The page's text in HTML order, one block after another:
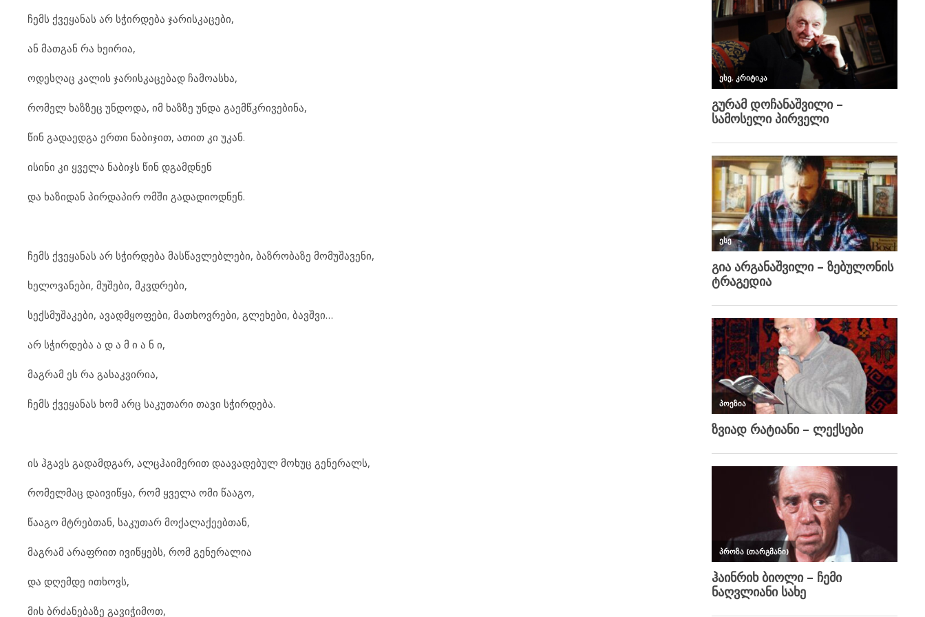
ჩემს ქვეყანას არ სჭირდება ჯარისკაცები,
ან მათგან რა ხეირია,
ოდესღაც კალის ჯარისკაცებად ჩამოასხა,
რომელ ხაზზეც უნდოდა, იმ ხაზზე უნდა გაემწკრივებინა,
წინ გადაედგა ერთი ნაბიჯით, ათით კი უკან.
ისინი კი ყველა ნაბიჯს წინ დგამდნენ
და ხაზიდან პირდაპირ ომში გადადიოდნენ.
ჩემს ქვეყანას არ სჭირდება მასწავლებლები, ბაზრობაზე მომუშავენი,
ხელოვანები, მუშები, მკვდრები,
სექსმუშაკები, ავადმყოფები, მათხოვრები, გლეხები, ბავშვი…
არ სჭირდება ა დ ა მ ი ა ნ ი,
მაგრამ ეს რა გასაკვირია,
ჩემს ქვეყანას ხომ არც საკუთარი თავი სჭირდება.
ის ჰგავს გადამდგარ, ალცჰაიმერით დაავადებულ მოხუც გენერალს,
რომელმაც დაივიწყა, რომ ყველა ომი წააგო,
წააგო მტრებთან, საკუთარ მოქალაქეებთან,
მაგრამ არაფრით ივიწყებს, რომ გენერალია
და დღემდე ითხოვს,
მის ბრძანებაზე გავიჭიმოთ,